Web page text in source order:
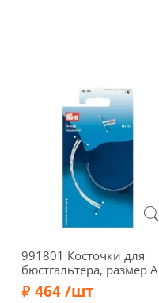
991801 Косточки для
бюстгальтера, размер А
(75) белый цв. Prym
464 /шт